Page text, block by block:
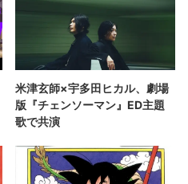
米津玄師×宇多田ヒカル、劇場
版『チェンソーマン』ED主題
歌で共演